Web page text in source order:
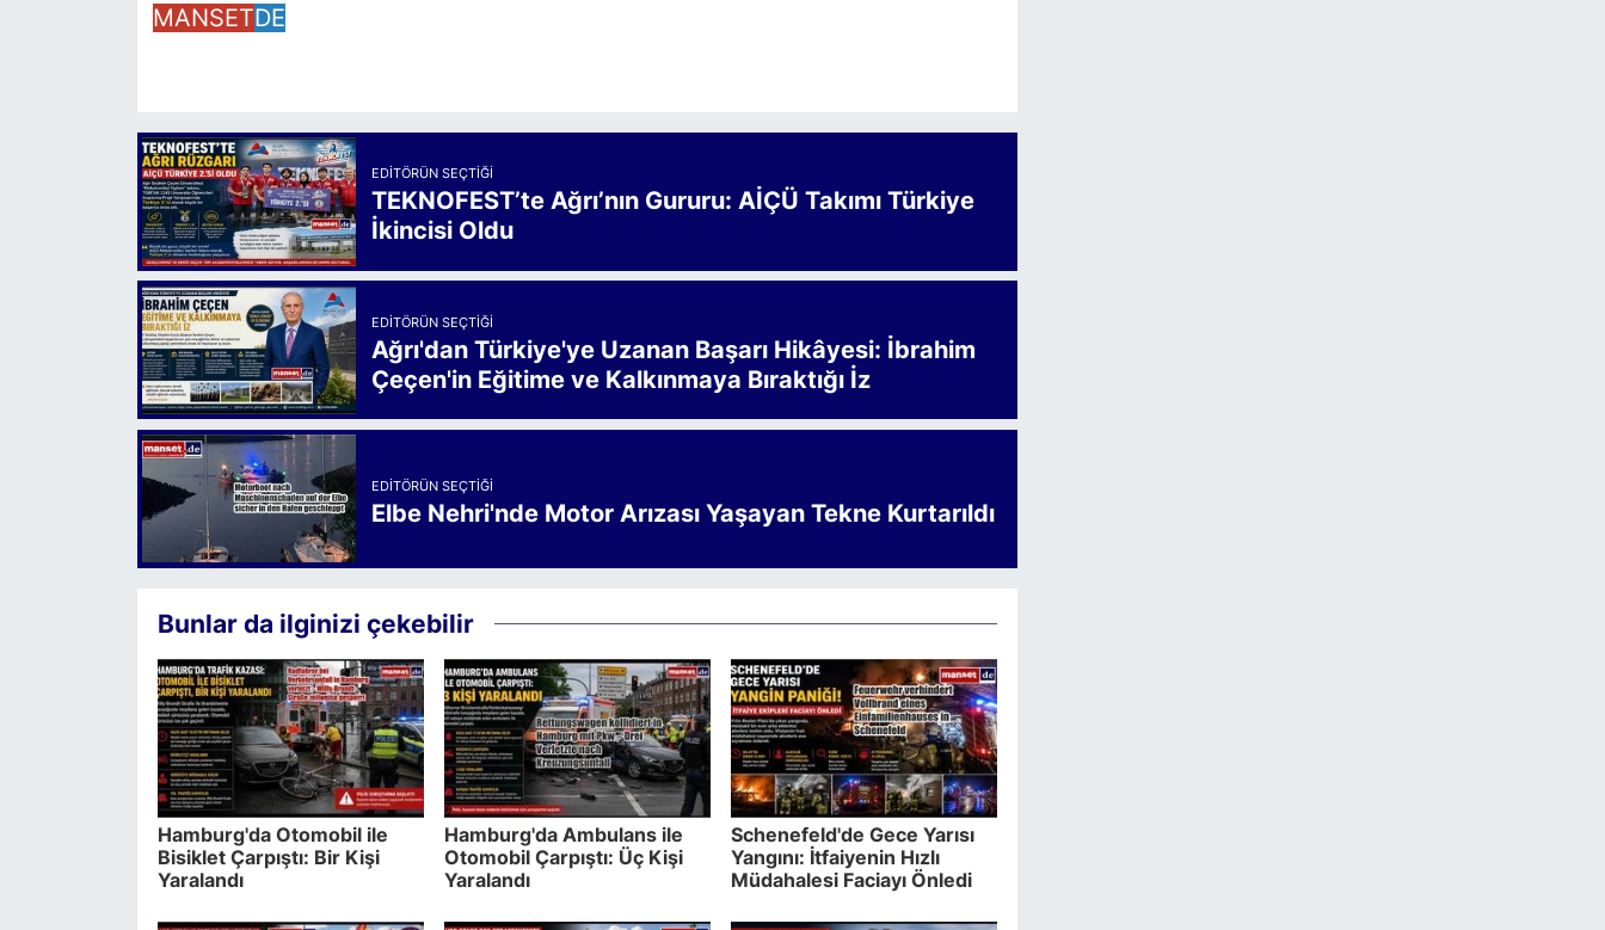
MANSETDE
EDITÖRÜN SEÇTIĞI
TEKNOFEST’te Ağrı’nın Gururu: AİÇÜ Takımı Türkiye
İkincisi Oldu
EDITÖRÜN SEÇTIĞI
Ağrı'dan Türkiye'ye Uzanan Başarı Hikâyesi: İbrahim
Çeçen'in Eğitime ve Kalkınmaya Bıraktığı İz
EDITÖRÜN SEÇTIĞI
Elbe Nehri'nde Motor Arızası Yaşayan Tekne Kurtarıldı
Bunlar da ilginizi çekebilir
Hamburg'da Otomobil ile
Bisiklet Çarpıştı: Bir Kişi
Yaralandı
Hamburg'da Ambulans ile
Otomobil Çarpıştı: Üç Kişi
Yaralandı
Schenefeld'de Gece Yarısı
Yangını: İtfaiyenin Hızlı
Müdahalesi Faciayı Önledi